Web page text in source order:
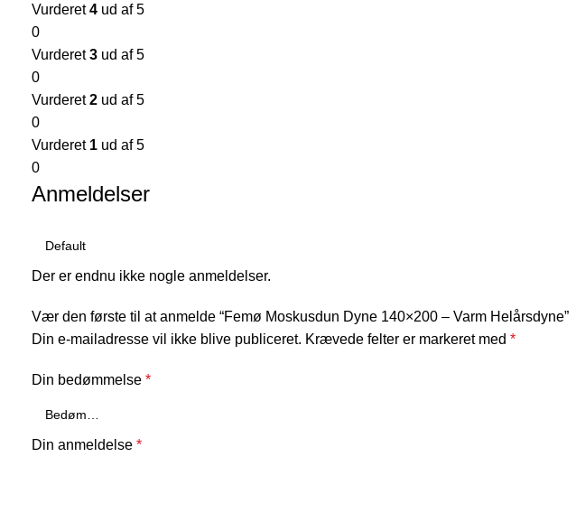
Vurderet4 ud af 5
0
Vurderet3 ud af 5
0
Vurderet2 ud af 5
0
Vurderet 1 ud af 5
0
Anmeldelser
Der er endnu ikke nogle anmeldelser.
Vær den første til at anmelde “Femø Moskusdun Dyne 140×200 – Varm Helårsdyne”
Din e-mailadresse vil ikke blive publiceret. Krævede felter er markeret med *
Din bedømmelse *
Din anmeldelse *